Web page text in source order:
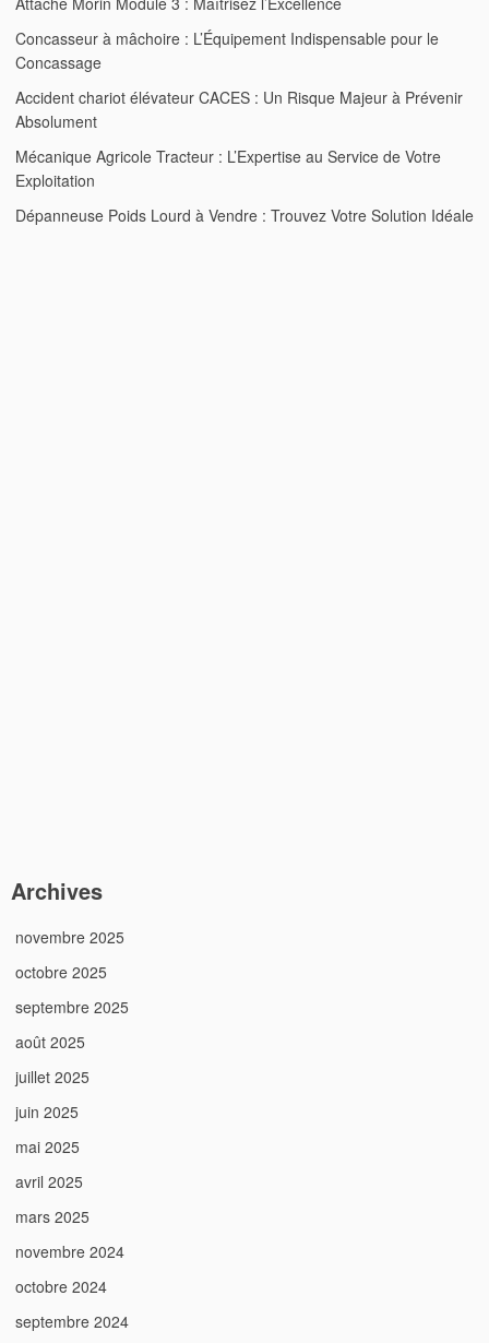
Concasseur à mâchoire : L’Équipement Indispensable pour le
Concassage
Accident chariot élévateur CACES : Un Risque Majeur à Prévenir
Absolument
Mécanique Agricole Tracteur : L’Expertise au Service de Votre
Exploitation
Dépanneuse Poids Lourd à Vendre : Trouvez Votre Solution Idéale
Archives
novembre 2025
octobre 2025
septembre 2025
août 2025
juillet 2025
juin 2025
mai 2025
avril 2025
mars 2025
novembre 2024
octobre 2024
septembre 2024